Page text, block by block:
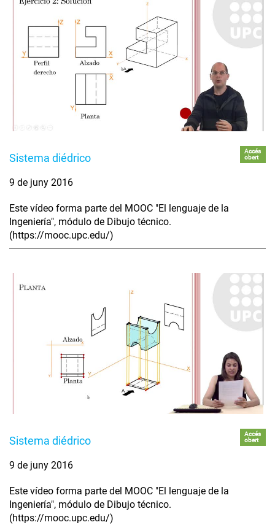
Sistema diédrico
Accés
obert
9 de juny 2016
Este vídeo forma parte del MOOC "El lenguaje de la
Ingeniería", módulo de Dibujo técnico.
(https://mooc.upc.edu/)
Sistema diédrico
Accés
obert
9 de juny 2016
Este vídeo forma parte del MOOC "El lenguaje de la
Ingeniería", módulo de Dibujo técnico.
(https://mooc.upc.edu/)